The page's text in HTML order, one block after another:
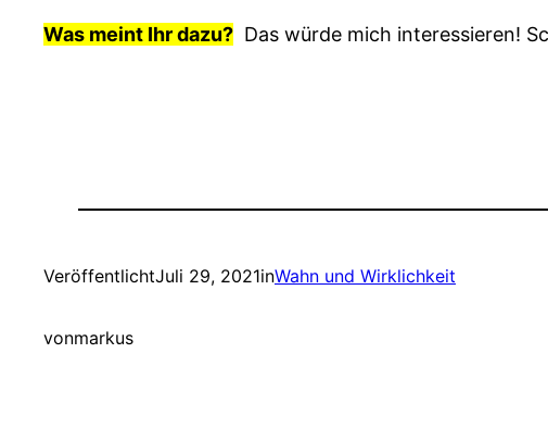
Was meint Ihr dazu? Das würde mich interessieren!
VeröffentlichtJuli 29, 2021inWahn und Wirklichkeit
vonmarkus